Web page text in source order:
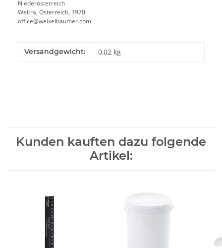
Niederösterreich
Weitra, Österreich, 3970
office@weixelbaumer.com
Produkteigenschaft
Wert
Versandgewicht: 0,02 kg
Kunden kauften dazu folgende
Artikel: